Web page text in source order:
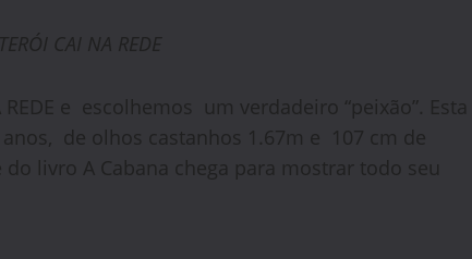
CAI NA REDE
e escolhemos um verdadeiro “peixão”. Esta
de olhos castanhos 1.67m e 107 cm de
livro A Cabana chega para mostrar todo seu